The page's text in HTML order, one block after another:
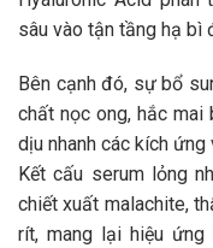
sâu vào tận tầng hạ bì
Bên cạnh đó, sự bổ
chất nọc ong, hắc
dịu nhanh các kích ứng
Kết cấu serum lỏng
chiết xuất malachite,
rít, mang lại hiệu